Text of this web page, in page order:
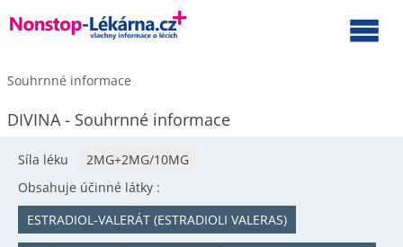
Souhrnné informace
DIVINA - Souhrnné informace
Síla léku
2MG+2MG/10MG
Obsahuje účinné látky :
ESTRADIOL-VALERÁT (ESTRADIOLI VALERAS)